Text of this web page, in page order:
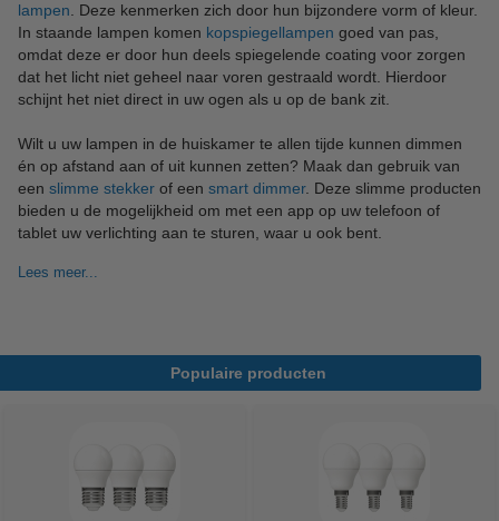
lampen . Deze kenmerken zich door hun bijzondere vorm of kleur.
In staande lampen komen kopspiegellampen goed van pas,
omdat deze er door hun deels spiegelende coating voor zorgen
dat het licht niet geheel naar voren gestraald wordt. Hierdoor
schijnt het niet direct in uw ogen als u op de bank zit.
Wilt u uw lampen in de huiskamer te allen tijde kunnen dimmen
én op afstand aan of uit kunnen zetten? Maak dan gebruik van
een slimme stekker of een smart dimmer. Deze slimme producten
bieden u de mogelijkheid om met een app op uw telefoon of
tablet uw verlichting aan te sturen, waar u ook bent.
Lees meer...
Populaire producten